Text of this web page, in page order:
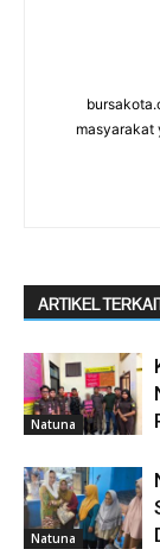
masyarakat
ARTIKEL
Natuna
Natuna